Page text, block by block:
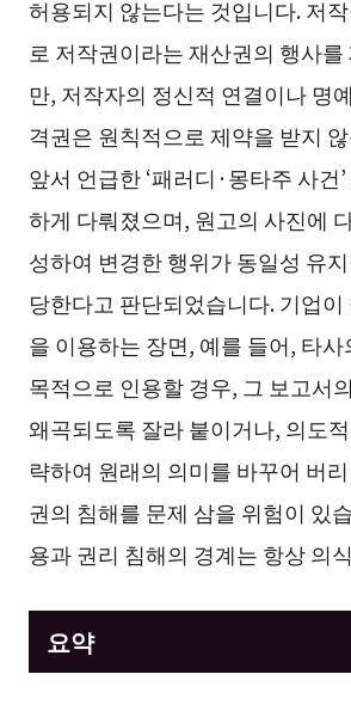
허용되지 않는다는 것입니다. 저
로 저작권이라는 재산권의 행사
만, 저작자의 정신적 연결이나 명
격권은 원칙적으로 제약을 받지
앞서 언급한 ‘패러디·몽타주 사건
하게 다뤄졌으며, 원고의 사진에
성하여 변경한 행위가 동일성 유
당한다고 판단되었습니다. 기업이
을 이용하는 장면, 예를 들어, 타
목적으로 인용할 경우, 그 보고서
왜곡되도록 잘라 붙이거나, 의도
략하여 원래의 의미를 바꾸어 버
권의 침해를 문제 삼을 위험이 있
용과 권리 침해의 경계는 항상 의
요약